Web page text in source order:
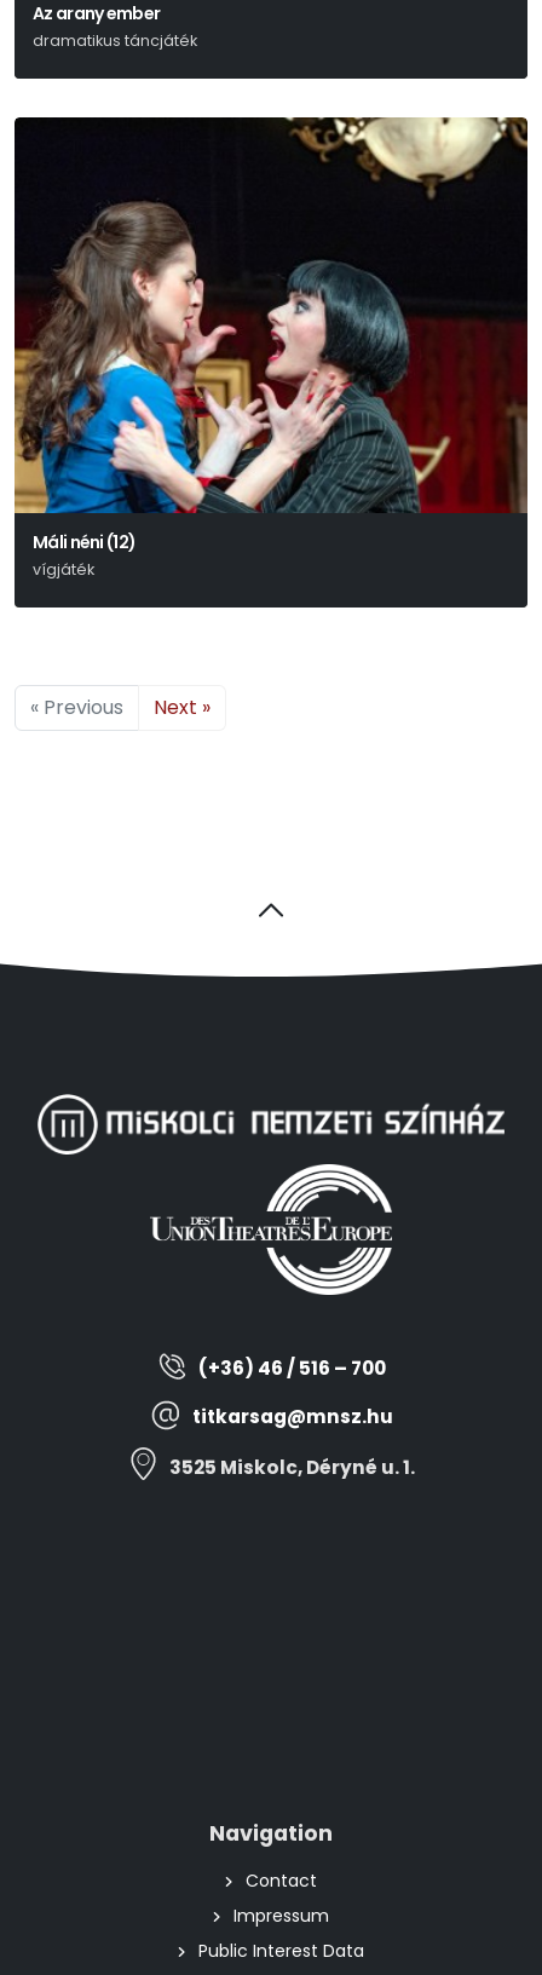
Az arany ember
dramatikus táncjáték
Máli néni (12)
vígjáték
« Previous Next »
(+36) 46 / 516 – 700
titkarsag@mnsz.hu
3525 Miskolc, Déryné u. 1.
Navigation
Contact
Impressum
Public Interest Data